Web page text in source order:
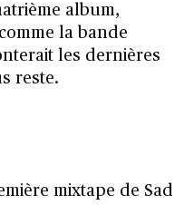
album,
la bande
les dernières
reste.
mixtape de Sad